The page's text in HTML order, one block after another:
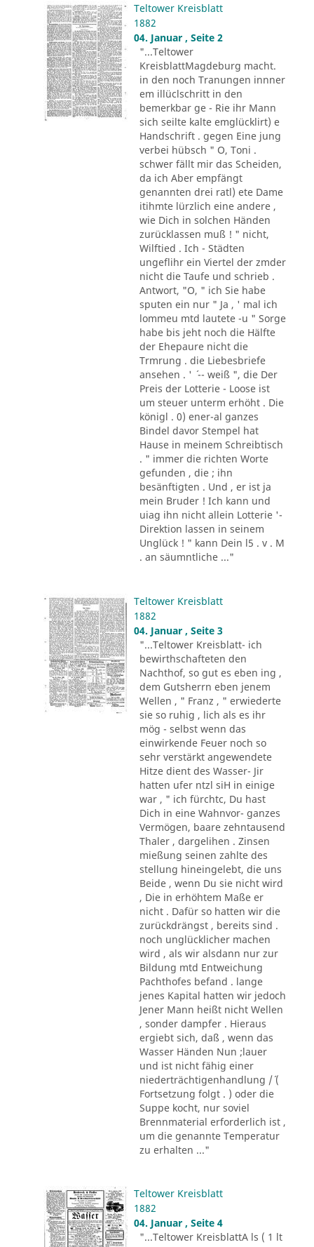
Teltower Kreisblatt
1882
04. Januar , Seite 2
"...Teltower
KreisblattMagdeburg macht.
in den noch Tranungen innner
em illüclschritt in den
bemerkbar ge - Rie ihr Mann
sich seilte kalte emglücklirt) e
Handschrift . gegen Eine jung
verbei hübsch " O, Toni .
schwer fällt mir das Scheiden,
da ich Aber empfängt
genannten drei ratl) ete Dame
itihmte lürzlich eine andere ,
wie Dich in solchen Händen
zurücklassen muß ! " nicht,
Wilftied . Ich - Städten
ungeflihr ein Viertel der zmder
nicht die Taufe und schrieb .
Antwort, "O, " ich Sie habe
sputen ein nur " Ja , ' mal ich
lommeu mtd lautete -u " Sorge
habe bis jeht noch die Hälfte
der Ehepaure nicht die
Trmrung . die Liebesbriefe
ansehen . ' ´ -- weiß ", die Der
Preis der Lotterie - Loose ist
um steuer unterm erhöht . Die
königl . 0) ener-al ganzes
Bindel davor Stempel hat
Hause in meinem Schreibtisch
. " immer die richten Worte
gefunden , die ; ihn
besänftigten . Und , er ist ja
mein Bruder ! Ich kann und
uiag ihn nicht allein Lotterie '-
Direktion lassen in seinem
Unglück ! " kann Dein l5 . v . M
. an säumntliche ..."
Teltower Kreisblatt
1882
04. Januar , Seite 3
"...Teltower Kreisblatt- ich
bewirthschafteten den
Nachthof, so gut es eben ing ,
dem Gutsherrn eben jenem
Wellen , " Franz , " erwiederte
sie so ruhig , lich als es ihr
mög - selbst wenn das
einwirkende Feuer noch so
sehr verstärkt angewendete
Hitze dient des Wasser- Jir
hatten ufer ntzl siH in einige
war , " ich fürchtc, Du hast
Dich in eine Wahnvor- ganzes
Vermögen, baare zehntausend
Thaler , dargelihen . Zinsen
mießung seinen zahlte des
stellung hineingelebt, die uns
Beide , wenn Du sie nicht wird
, Die in erhöhtem Maße er
nicht . Dafür so hatten wir die
zurückdrängst , bereits sind .
noch unglücklicher machen
wird , als wir alsdann nur zur
Bildung mtd Entweichung
Pachthofes befand . lange
jenes Kapital hatten wir jedoch
Jener Mann heißt nicht Wellen
, sonder dampfer . Hieraus
ergiebt sich, daß , wenn das
Wasser Händen Nun ;lauer
und ist nicht fähig einer
niederträchtigenhandlung /´ (
Fortsetzung folgt . ) oder die
Suppe kocht, nur soviel
Brennmaterial erforderlich ist ,
um die genannte Temperatur
zu erhalten ..."
Teltower Kreisblatt
1882
04. Januar , Seite 4
"...Teltower KreisblattA ls ( 1 lt